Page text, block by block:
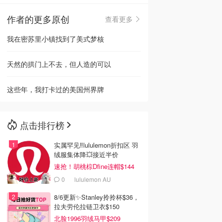
🇳🇿新西兰
作者的更多原创
查看更多
我在密苏里小镇找到了美式梦核
天然的拱门上不去，但人造的可以
这些年，我打卡过的美国州界牌
点击排行榜
实属罕见‼️lululemon折扣区 羽
绒服集体降💥接近半价
速抢！胡桃棕Dfine连帽$144
0 lululemon AU
8/6更新✨Stanley拎拎杯$36，
拉夫劳伦拉链卫衣$150
北脸1996羽绒马甲$209